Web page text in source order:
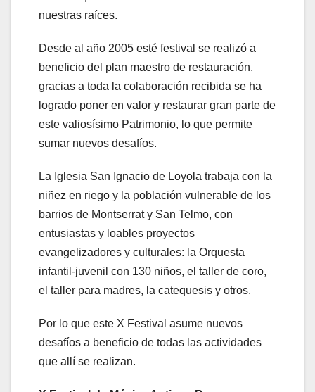
nuestras raíces.
Desde al año 2005 esté festival se realizó a
beneficio del plan maestro de restauración,
gracias a toda la colaboración recibida se ha
logrado poner en valor y restaurar gran parte de
este valiosísimo Patrimonio, lo que permite
sumar nuevos desafíos.
La Iglesia San Ignacio de Loyola trabaja con la
niñez en riego y la población vulnerable de los
barrios de Montserrat y San Telmo, con
entusiastas y loables proyectos
evangelizadores y culturales: la Orquesta
infantil-juvenil con 130 niños, el taller de coro,
el taller para madres, la catequesis y otros.
Por lo que este X Festival asume nuevos
desafíos a beneficio de todas las actividades
que allí se realizan.